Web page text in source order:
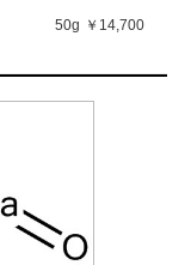
50g ￥14,700